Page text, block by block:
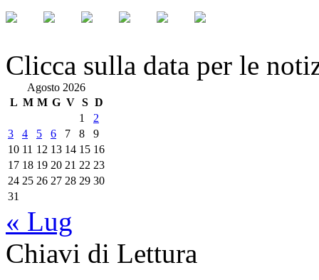
Clicca sulla data per le
Agosto 2026
L M M G V S D
1
2
3
4 5 6 7 8
9
10 11 12 13 14 15 16
17 18 19 20 21 22 23
24 25 26 27 28 29 30
31
« Lug
Chiavi di Lettura